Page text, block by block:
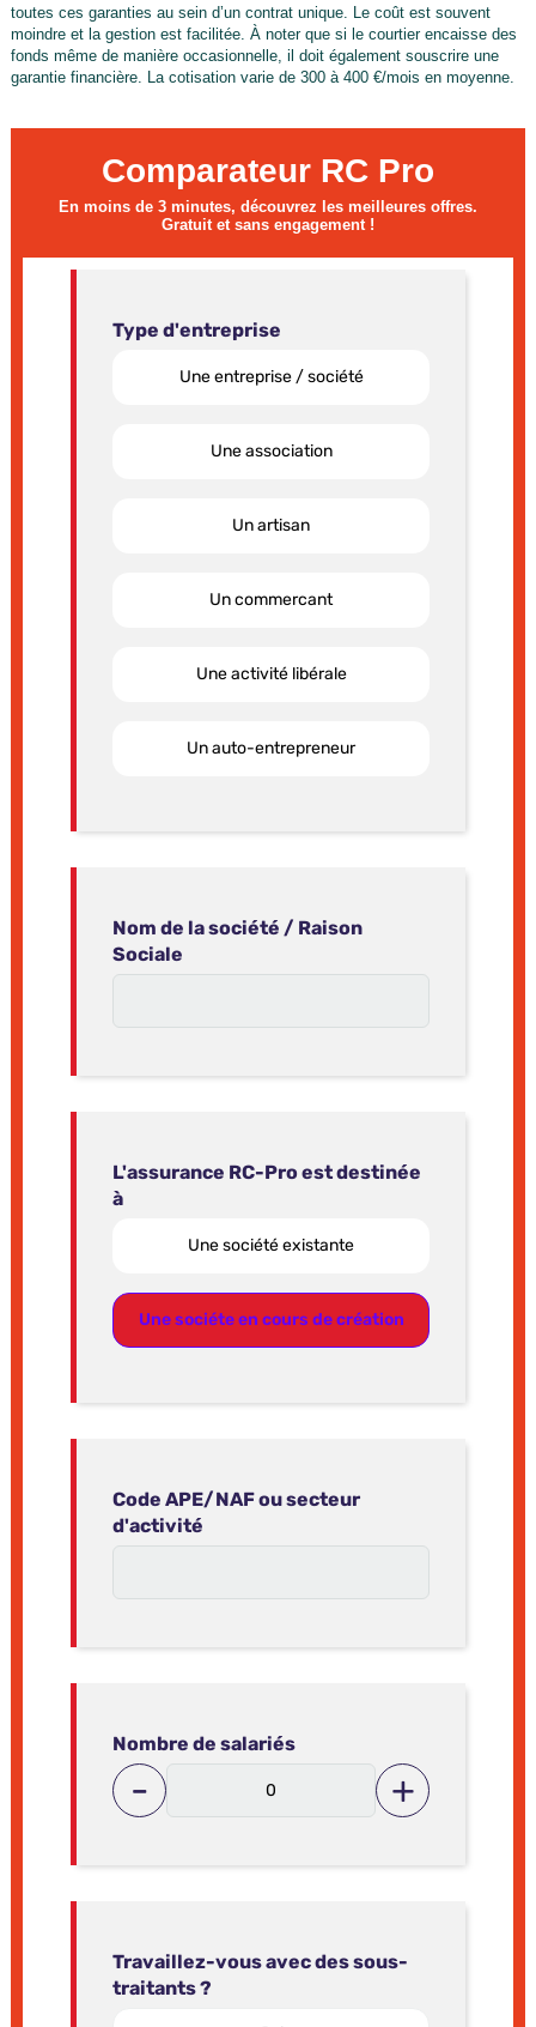
toutes ces garanties au sein d’un contrat unique. Le coût est souvent
moindre et la gestion est facilitée. À noter que si le courtier encaisse des
fonds même de manière occasionnelle, il doit également souscrire une
garantie financière. La cotisation varie de 300 à 400 €/mois en moyenne.
Comparateur RC Pro
En moins de 3 minutes, découvrez les meilleures offres.
Gratuit et sans engagement !